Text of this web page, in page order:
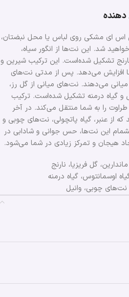
اس ای مشکی روی لباس یا محل نبضتان،
شد. این نت‌ها از انگور سیاه،
نارنج تشکیل شده‌است. این ترکیب شیرین و
افزایش می‌دهد. پس از مدتی نت‌های
می‌دهند. نت‌های میانی از گل رز،
و گیاه درمنه تشکیل شده‌است. ترکیب
را به شما منتقل می‌کند. در آخر
از عنبر، گیاه پاتچولی، نت‌های چوبی و
این نت‌ها، حس جوانی و شادابی در
هیجان و تمرکز زیادی در شما می‌شود.
گل فریزیا، نارنج
اوسمانتوس، گیاه درمنه
نت‌های چوبی، وانیل